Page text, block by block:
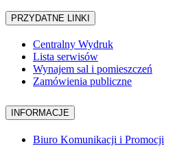
PRZYDATNE LINKI
Centralny Wydruk
Lista serwisów
Wynajem sal i pomieszczeń
Zamówienia publiczne
INFORMACJE
Biuro Komunikacji i Promocji